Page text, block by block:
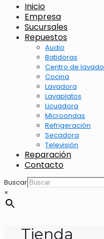
Inicio
Empresa
Sucursales
Repuestos
Audio
Batidoras
Centro de lavado
Cocina
Lavadora
Lavaplatos
Licuadora
Microondas
Refrigeración
Secadora
Televisión
Reparación
Contacto
Buscar
×
Tienda